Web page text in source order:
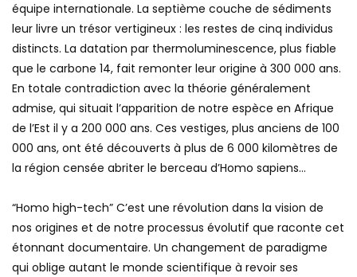
équipe internationale. La septième couche de sédiments
leur livre un trésor vertigineux : les restes de cinq individus
distincts. La datation par thermoluminescence, plus fiable
que le carbone 14, fait remonter leur origine à 300 000 ans.
En totale contradiction avec la théorie généralement
admise, qui situait l’apparition de notre espèce en Afrique
de l’Est il y a 200 000 ans. Ces vestiges, plus anciens de 100
000 ans, ont été découverts à plus de 6 000 kilomètres de
la région censée abriter le berceau d’Homo sapiens…
“Homo high-tech” C’est une révolution dans la vision de
nos origines et de notre processus évolutif que raconte cet
étonnant documentaire. Un changement de paradigme
qui oblige autant le monde scientifique à revoir ses